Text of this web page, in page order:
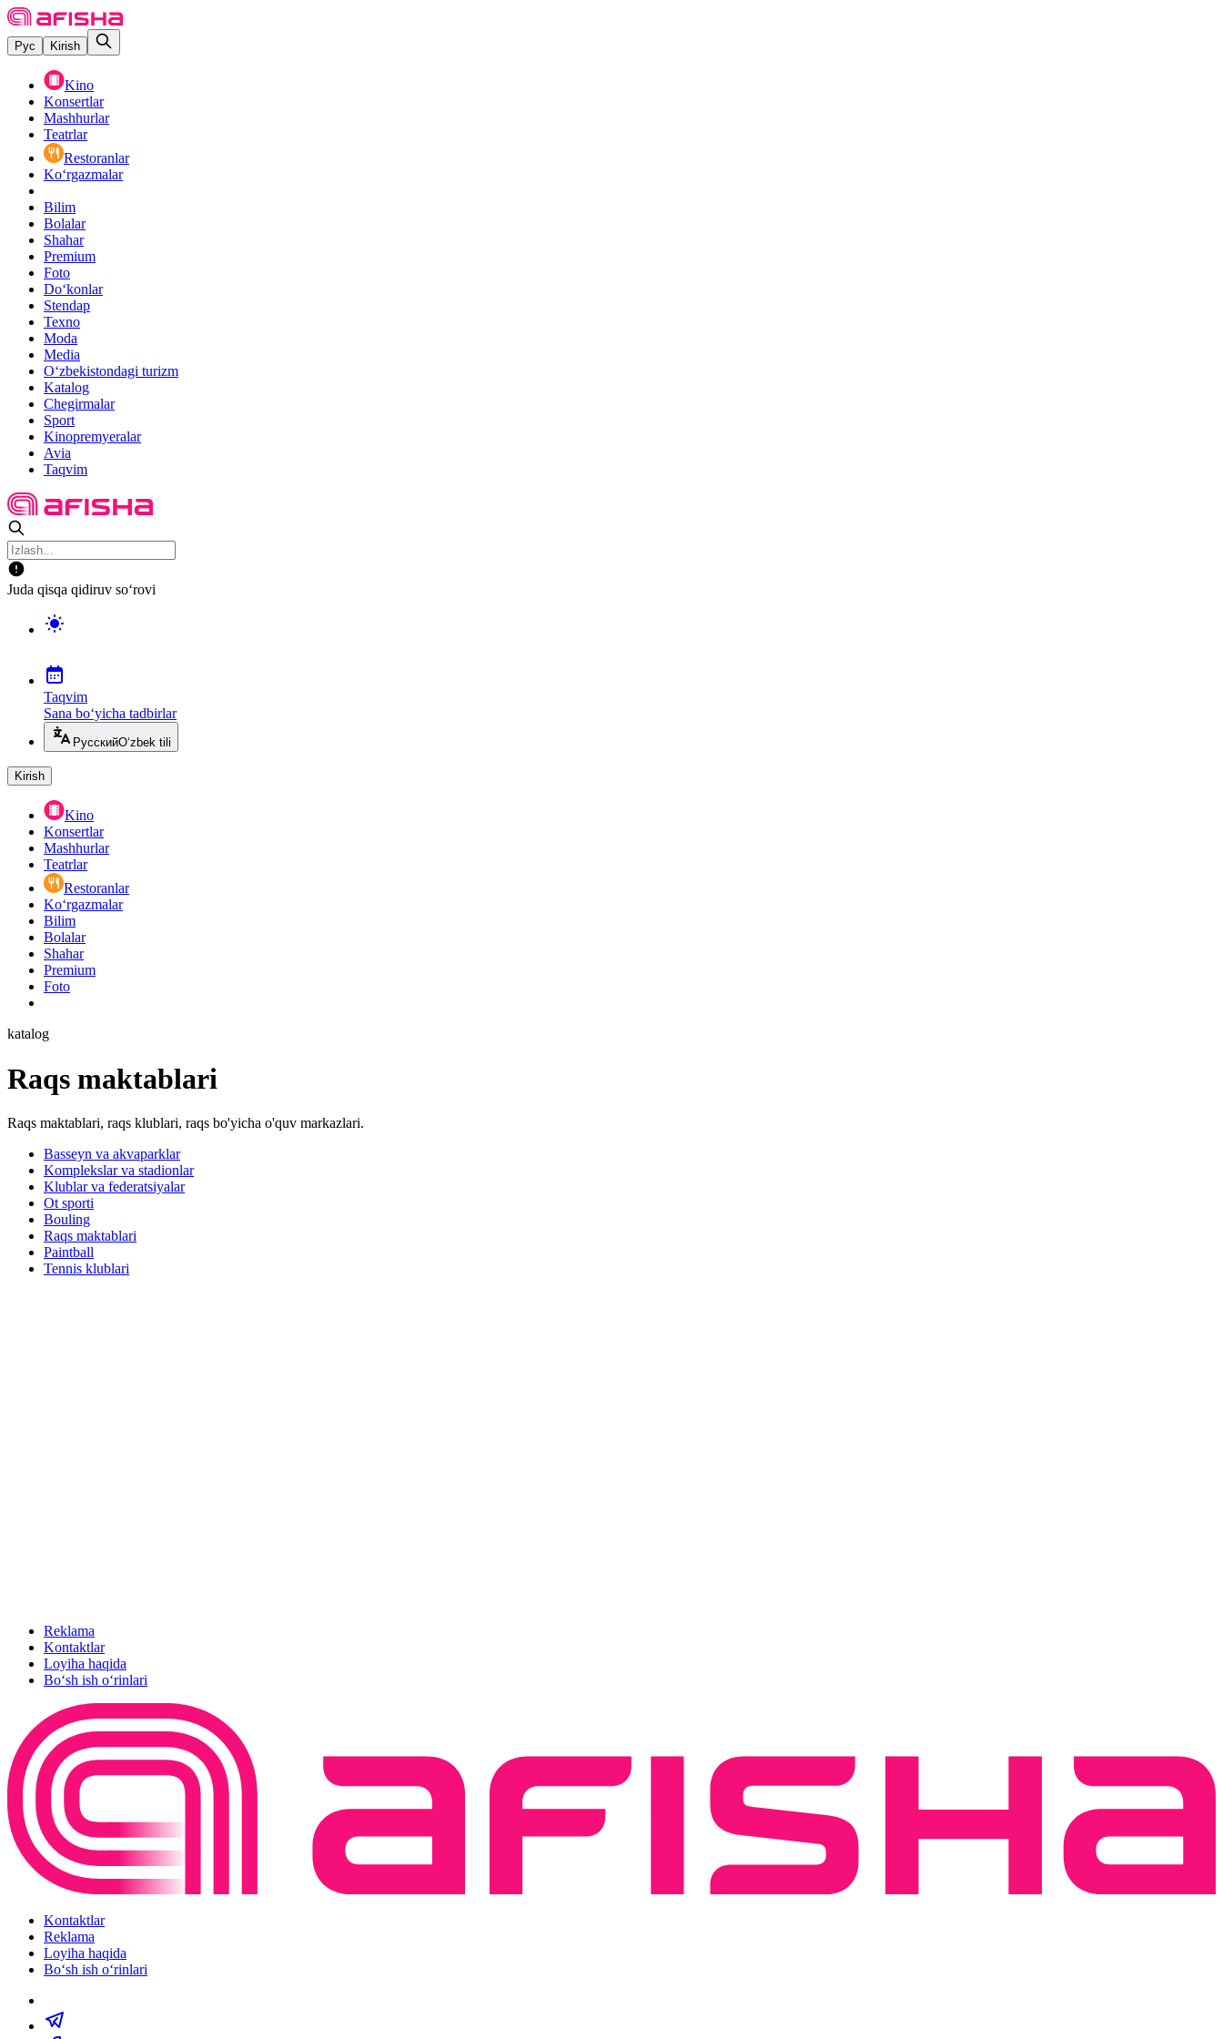
Рус Kirish
Kino
Konsertlar
Mashhurlar
Teatrlar
Restoranlar
Ko‘rgazmalar
Bilim
Bolalar
Shahar
Premium
Foto
Do‘konlar
Stendap
Texno
Moda
Media
O‘zbekistondagi turizm
Katalog
Chegirmalar
Sport
Kinopremyeralar
Avia
Taqvim
Juda qisqa qidiruv so‘rovi
Taqvim
Sana bo‘yicha tadbirlar
РусскийO‘zbek tili
Kirish
Kino
Konsertlar
Mashhurlar
Teatrlar
Restoranlar
Ko‘rgazmalar
Bilim
Bolalar
Shahar
Premium
Foto
katalog
Raqs maktablari
Raqs maktablari, raqs klublari, raqs bo'yicha o'quv markazlari.
Basseyn va akvaparklar
Komplekslar va stadionlar
Klublar va federatsiyalar
Ot sporti
Bouling
Raqs maktablari
Paintball
Tennis klublari
Reklama
Kontaktlar
Loyiha haqida
Bo‘sh ish o‘rinlari
Kontaktlar
Reklama
Loyiha haqida
Bo‘sh ish o‘rinlari